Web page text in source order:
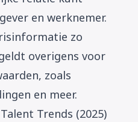
en werknemer.
zo
overigens voor
zoals
en meer.
Trends (2025)